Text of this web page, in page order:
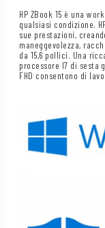
HP ZBook 15 è una
qualsiasi condizione.
sue prestazioni,
maneggevolezza,
da 15,6 pollici. Una
processore I7 di sesta
FHD consentono di